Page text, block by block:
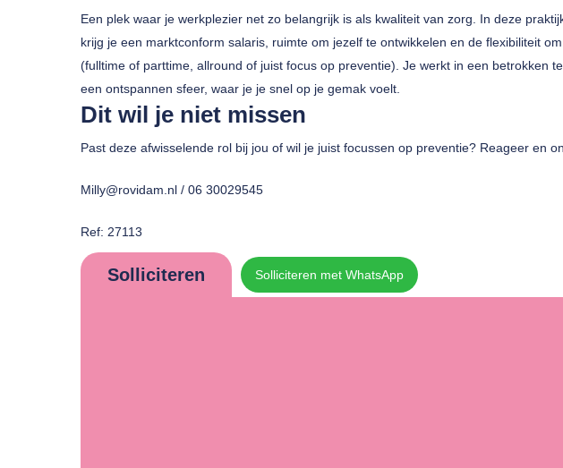
Een plek waar je werkplezier net zo belangrijk is als kwaliteit van zorg. In deze
krijg je een marktconform salaris, ruimte om jezelf te ontwikkelen en de flexibiliteit
(fulltime of parttime, allround of juist focus op preventie). Je werkt in een betrokken
een ontspannen sfeer, waar je je snel op je gemak voelt.
Dit wil je niet missen
Past deze afwisselende rol bij jou of wil je juist focussen op preventie? Reageer en
Milly@rovidam.nl / 06 30029545
Ref: 27113
Solliciteren Solliciteren met WhatsApp